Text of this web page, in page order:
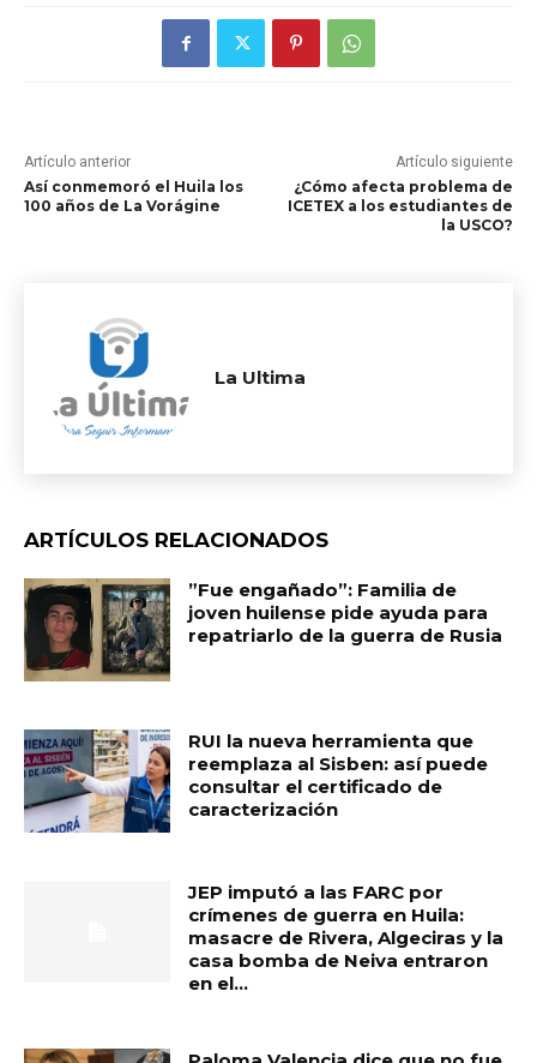
Artículo anterior
Así conmemoró el Huila los
100 años de La Vorágine
Artículo siguiente
¿Cómo afecta problema de
ICETEX a los estudiantes de
la USCO?
La Ultima
ARTÍCULOS RELACIONADOS
​”Fue engañado”: Familia de
joven huilense pide ayuda para
repatriarlo de la guerra de Rusia
RUI la nueva herramienta que
reemplaza al Sisben: así puede
consultar el certificado de
caracterización
JEP imputó a las FARC por
crímenes de guerra en Huila:
masacre de Rivera, Algeciras y la
casa bomba de Neiva entraron
en el...